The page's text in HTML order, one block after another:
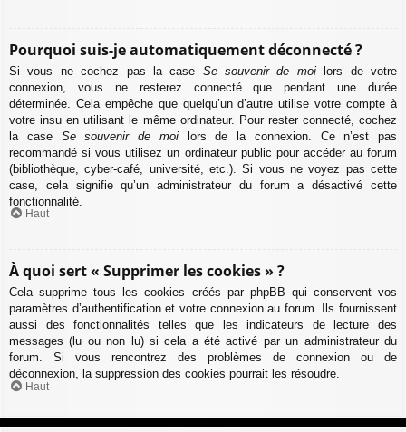
Pourquoi suis-je automatiquement déconnecté ?
Si vous ne cochez pas la case Se souvenir de moilors de votre
connexion, vous ne resterez connecté que pendant une durée
déterminée. Cela empêche que quelqu’un d’autre utilise votre compte à
votre insu en utilisant le même ordinateur. Pour rester connecté, cochez
la case Se souvenir de moilors de la connexion. Ce n’est pas
recommandé si vous utilisez un ordinateur public pour accéder au forum
(bibliothèque, cyber-café, université, etc.). Si vous ne voyez pas cette
case, cela signifie qu’un administrateur du forum a désactivé cette
fonctionnalité.
Haut
À quoi sert « Supprimer les cookies » ?
Cela supprime tous les cookies créés par phpBB qui conservent vos
paramètres d’authentification et votre connexion au forum. Ils fournissent
aussi des fonctionnalités telles que les indicateurs de lecture des
messages (lu ou non lu) si cela a été activé par un administrateur du
forum. Si vous rencontrez des problèmes de connexion ou de
déconnexion, la suppression des cookies pourrait les résoudre.
Haut